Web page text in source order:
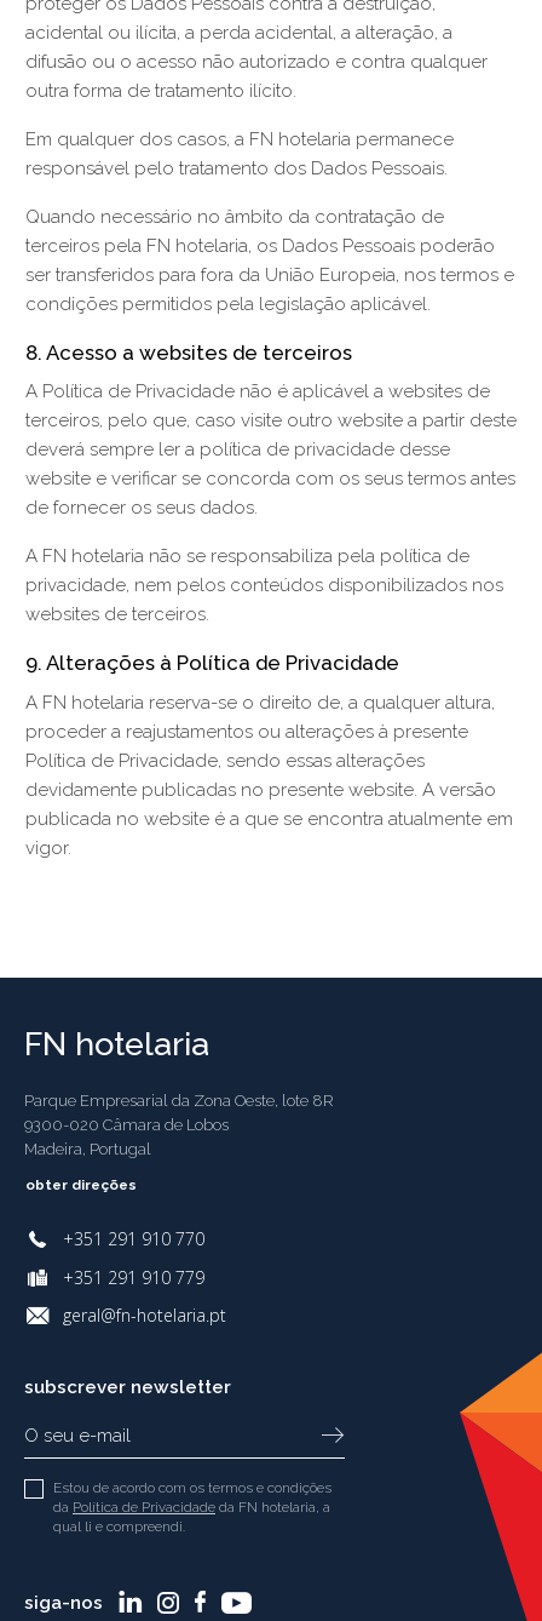
acidental ou ilícita, a perda acidental, a alteração, a
difusão ou o acesso não autorizado e contra qualquer
outra forma de tratamento ilícito.
Em qualquer dos casos, a FN hotelaria permanece
responsável pelo tratamento dos Dados Pessoais.
Quando necessário no âmbito da contratação de
terceiros pela FN hotelaria, os Dados Pessoais poderão
ser transferidos para fora da União Europeia, nos termos e
condições permitidos pela legislação aplicável.
8. Acesso a websites de terceiros
A Política de Privacidade não é aplicável a websites de
terceiros, pelo que, caso visite outro website a partir deste
deverá sempre ler a política de privacidade desse
website e verificar se concorda com os seus termos antes
de fornecer os seus dados.
A FN hotelaria não se responsabiliza pela política de
privacidade, nem pelos conteúdos disponibilizados nos
websites de terceiros.
9. Alterações à Política de Privacidade
A FN hotelaria reserva-se o direito de, a qualquer altura,
proceder a reajustamentos ou alterações à presente
Política de Privacidade, sendo essas alterações
devidamente publicadas no presente website. A versão
publicada no website é a que se encontra atualmente em
vigor.
FN hotelaria
Parque Empresarial da Zona Oeste, lote 8R
9300-020 Câmara de Lobos
Madeira, Portugal
obter direções
+351 291 910 770
+351 291 910 779
geral@fn-hotelaria.pt
subscrever newsletter
Estou de acordo com os termos e condições
da Política de Privacidade da FN hotelaria, a
qual li e compreendi.
siga-nos